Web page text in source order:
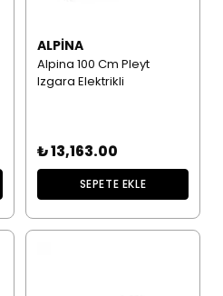
ALPINA
Alpina 100 Cm Pleyt
Izgara Elektrikli
₺ 13,163.00
SEPETE EKLE